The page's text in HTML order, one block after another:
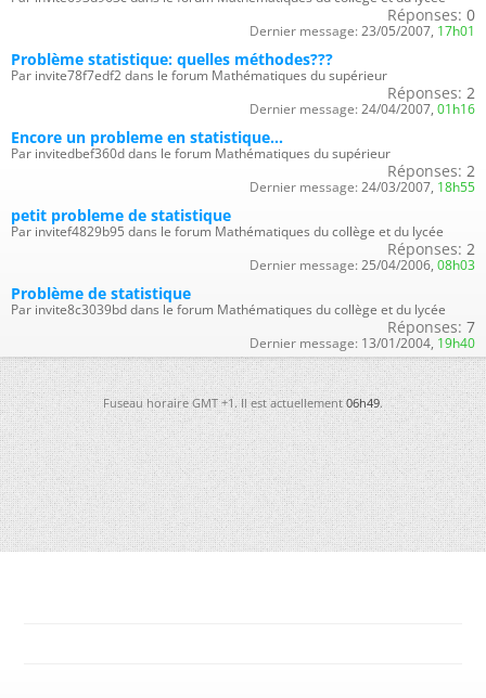
Réponses: 0
Dernier message: 23/05/2007, 17h01
Problème statistique: quelles méthodes???
Par invite78f7edf2 dans le forum Mathématiques du supérieur
Réponses: 2
Dernier message: 24/04/2007, 01h16
Encore un probleme en statistique...
Par invitedbef360d dans le forum Mathématiques du supérieur
Réponses: 2
Dernier message: 24/03/2007, 18h55
petit probleme de statistique
Par invitef4829b95 dans le forum Mathématiques du collège et du lycée
Réponses: 2
Dernier message: 25/04/2006, 08h03
Problème de statistique
Par invite8c3039bd dans le forum Mathématiques du collège et du lycée
Réponses: 7
Dernier message: 13/01/2004, 19h40
Fuseau horaire GMT +1. Il est actuellement06h49.